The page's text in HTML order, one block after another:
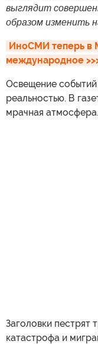
выглядит
образом изменить
ИноСМИ теперь в
международное
Освещение
реальностью. В
мрачная атмосфера.
Заголовки пестрят
катастрофа и